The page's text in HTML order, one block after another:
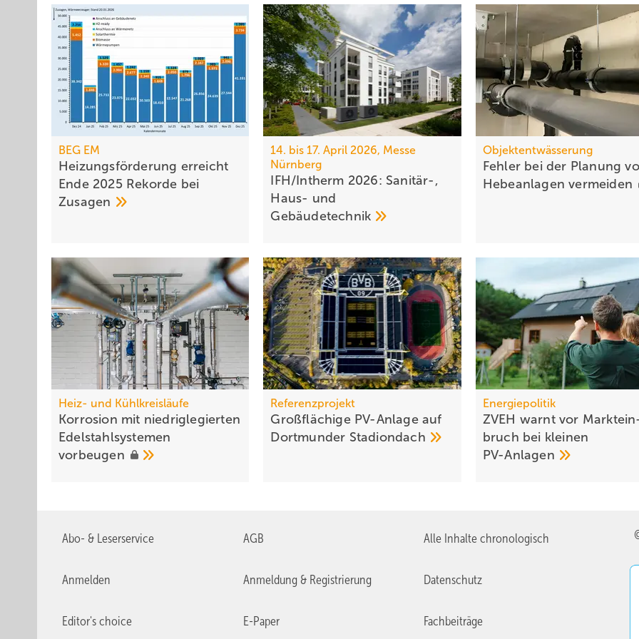
BEG EM
Heizungsförderung erreicht
Ende 2025 Rekorde bei
Zusagen
14. bis 17. April 2026, Messe
Nürnberg
IFH/Intherm 2026: Sanitär-,
Haus- und
Ge­bäu­de­tech­nik
Objektentwässerung
Fehler bei der Planung
Hebeanlagenvermeiden
Heiz- und Kühlkreisläufe
Korrosion mit niedriglegierten
Edel­stahl­systemen
vorbeugen
Referenzprojekt
Großflächige PV-Anlage auf
Dort­mun­der Sta­di­on­dach
Energiepolitik
ZVEH warnt vor
bruch bei klei­nen
PV-Anlagen
Abo- & Leserservice AGB Alle Inhalte chronologisch
Anmelden Anmeldung & Registrierung Datenschutz
Editor's choice E-Paper Fachbeiträge